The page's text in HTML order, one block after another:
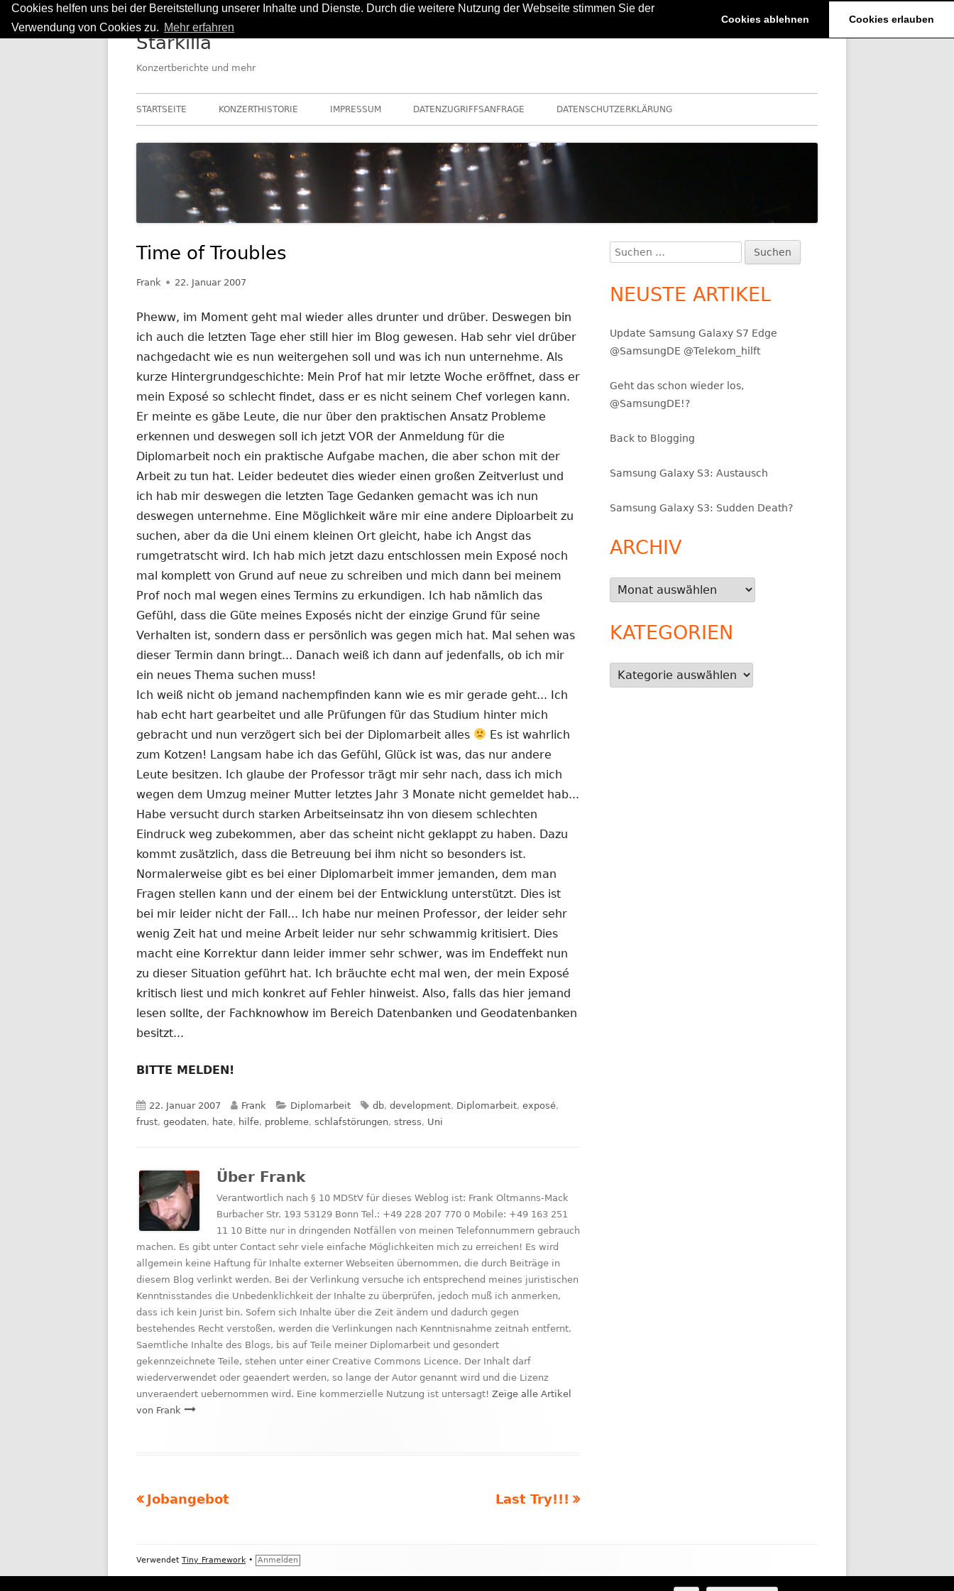
Cookies helfen uns bei der Bereitstellung unserer Inhalte und Dienste. Durch die weitere Nutzung der Webseite stimmen Sie der
Verwendung von Cookies zu. Mehr erfahren
Cookies ablehnen Cookies erlauben
Springe
Starkilla
Konzertberichte und mehr
Primäres
Menü
STARTSEITE KONZERTHISTORIE IMPRESSUM DATENZUGRIFFSANFRAGE DATENSCHUTZERKLÄRUNG
Time of Troubles
Autor
Frank
Veröffentlicht
22. Januar 2007
Pheww, im Moment geht mal wieder alles drunter und drüber. Deswegen bin
ich auch die letzten Tage eher still hier im Blog gewesen. Hab sehr viel drüber
nachgedacht wie es nun weitergehen soll und was ich nun unternehme. Als
kurze Hintergrundgeschichte: Mein Prof hat mir letzte Woche eröffnet, dass er
mein Exposé so schlecht findet, dass er es nicht seinem Chef vorlegen kann.
Er meinte es gäbe Leute, die nur über den praktischen Ansatz Probleme
erkennen und deswegen soll ich jetzt VOR der Anmeldung für die
Diplomarbeit noch ein praktische Aufgabe machen, die aber schon mit der
Arbeit zu tun hat. Leider bedeutet dies wieder einen großen Zeitverlust und
ich hab mir deswegen die letzten Tage Gedanken gemacht was ich nun
deswegen unternehme. Eine Möglichkeit wäre mir eine andere Diploarbeit zu
suchen, aber da die Uni einem kleinen Ort gleicht, habe ich Angst das
rumgetratscht wird. Ich hab mich jetzt dazu entschlossen mein Exposé noch
mal komplett von Grund auf neue zu schreiben und mich dann bei meinem
Prof noch mal wegen eines Termins zu erkundigen. Ich hab nämlich das
Gefühl, dass die Güte meines Exposés nicht der einzige Grund für seine
Verhalten ist, sondern dass er persönlich was gegen mich hat. Mal sehen was
dieser Termin dann bringt... Danach weiß ich dann auf jedenfalls, ob ich mir
ein neues Thema suchen muss!
Ich weiß nicht ob jemand nachempfinden kann wie es mir gerade geht... Ich
hab echt hart gearbeitet und alle Prüfungen für das Studium hinter mich
gebracht und nun verzögert sich bei der Diplomarbeit alles
Es ist wahrlich
zum Kotzen! Langsam habe ich das Gefühl, Glück ist was, das nur andere
Leute besitzen. Ich glaube der Professor trägt mir sehr nach, dass ich mich
wegen dem Umzug meiner Mutter letztes Jahr 3 Monate nicht gemeldet hab...
Habe versucht durch starken Arbeitseinsatz ihn von diesem schlechten
Eindruck weg zubekommen, aber das scheint nicht geklappt zu haben. Dazu
kommt zusätzlich, dass die Betreuung bei ihm nicht so besonders ist.
Normalerweise gibt es bei einer Diplomarbeit immer jemanden, dem man
Fragen stellen kann und der einem bei der Entwicklung unterstützt. Dies ist
bei mir leider nicht der Fall... Ich habe nur meinen Professor, der leider sehr
wenig Zeit hat und meine Arbeit leider nur sehr schwammig kritisiert. Dies
macht eine Korrektur dann leider immer sehr schwer, was im Endeffekt nun
zu dieser Situation geführt hat. Ich bräuchte echt mal wen, der mein Exposé
kritisch liest und mich konkret auf Fehler hinweist. Also, falls das hier jemand
lesen sollte, der Fachknowhow im Bereich Datenbanken und Geodatenbanken
besitzt...
BITTE MELDEN!
Veröffentlicht
am
22. Januar 2007 Autor
Frank Kategorien
Diplomarbeit Schlagwörter
db, development, Diplomarbeit, exposé,
frust, geodaten, hate, hilfe, probleme, schlafstörungen, stress, Uni
Über Frank
Verantwortlich nach § 10 MDStV für dieses Weblog ist: Frank Oltmanns-Mack
Burbacher Str. 193 53129 Bonn Tel.: +49 228 207 770 0 Mobile: +49 163 251
11 10 Bitte nur in dringenden Notfällen von meinen Telefonnummern gebrauch
machen. Es gibt unter Contact sehr viele einfache Möglichkeiten mich zu erreichen! Es wird
allgemein keine Haftung für Inhalte externer Webseiten übernommen, die durch Beiträge in
diesem Blog verlinkt werden. Bei der Verlinkung versuche ich entsprechend meines juristischen
Kenntnisstandes die Unbedenklichkeit der Inhalte zu überprüfen, jedoch muß ich anmerken,
dass ich kein Jurist bin. Sofern sich Inhalte über die Zeit ändern und dadurch gegen
bestehendes Recht verstoßen, werden die Verlinkungen nach Kenntnisnahme zeitnah entfernt.
Saemtliche Inhalte des Blogs, bis auf Teile meiner Diplomarbeit und gesondert
gekennzeichnete Teile, stehen unter einer Creative Commons Licence. Der Inhalt darf
wiederverwendet oder geaendert werden, so lange der Autor genannt wird und die Lizenz
unveraendert uebernommen wird. Eine kommerzielle Nutzung ist untersagt! Zeige alle Artikel
von Frank
Beitragsnavigation
Vorheriger
Jobangebot
Nächster
Last Try!!!
Haupt-
Seitenleiste
Suchen
nach:
NEUSTE ARTIKEL
Update Samsung Galaxy S7 Edge
@SamsungDE @Telekom_hilft
Geht das schon wieder los,
@SamsungDE!?
Back to Blogging
Samsung Galaxy S3: Austausch
Samsung Galaxy S3: Sudden Death?
ARCHIV
Archiv
KATEGORIEN
Kategorien
Footer
Inhalt
Verwendet Tiny Framework • Anmelden